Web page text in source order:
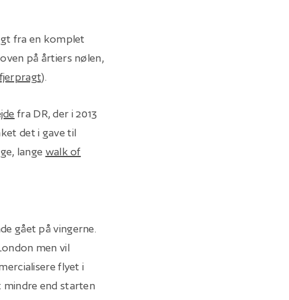
fra en komplet
på årtiers nølen,
fjerpragt).
fra DR, der i 2013
det i gave til
lange walk of
gået på vingerne.
men vil
flyet i
mindre end starten